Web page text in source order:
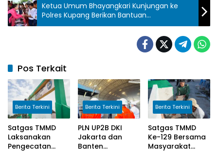
Ketua Umum Bhayangkari Kunjungan ke
Polres Kupang Berikan Bantuan
Kemanusiaan
Pos Terkait
Berita Terkini
Satgas TMMD
Laksanakan
Pengecatan
Berita Terkini
PLN UP2B DKI
Jakarta dan
Banten
Berita Terkini
Satgas TMMD
Ke-129 Bersama
Masyarakat